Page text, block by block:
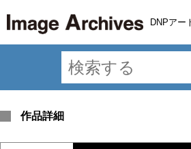
DNPアー
作品詳細